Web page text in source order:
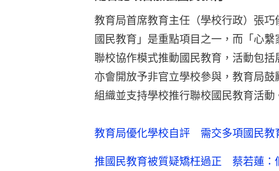
教育局首席教育主任（學校行政）張
國民教育」是重點項目之一，而「心
聯校協作模式推動國民教育，活動包
亦會開放予非官立學校參與，教育局
組織並支持學校推行聯校國民教育活動
教育局優化學校自評 需交多項國民
推國民教育被質疑矯枉過正 蔡若蓮：